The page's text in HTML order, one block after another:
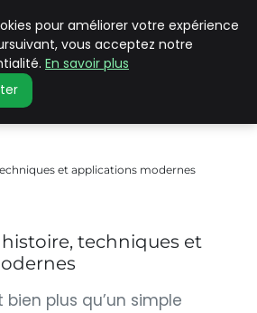
et applications modernes
techniques et
plus qu’un simple
pour améliorer votre expérience
vous acceptez notre
En savoir plus